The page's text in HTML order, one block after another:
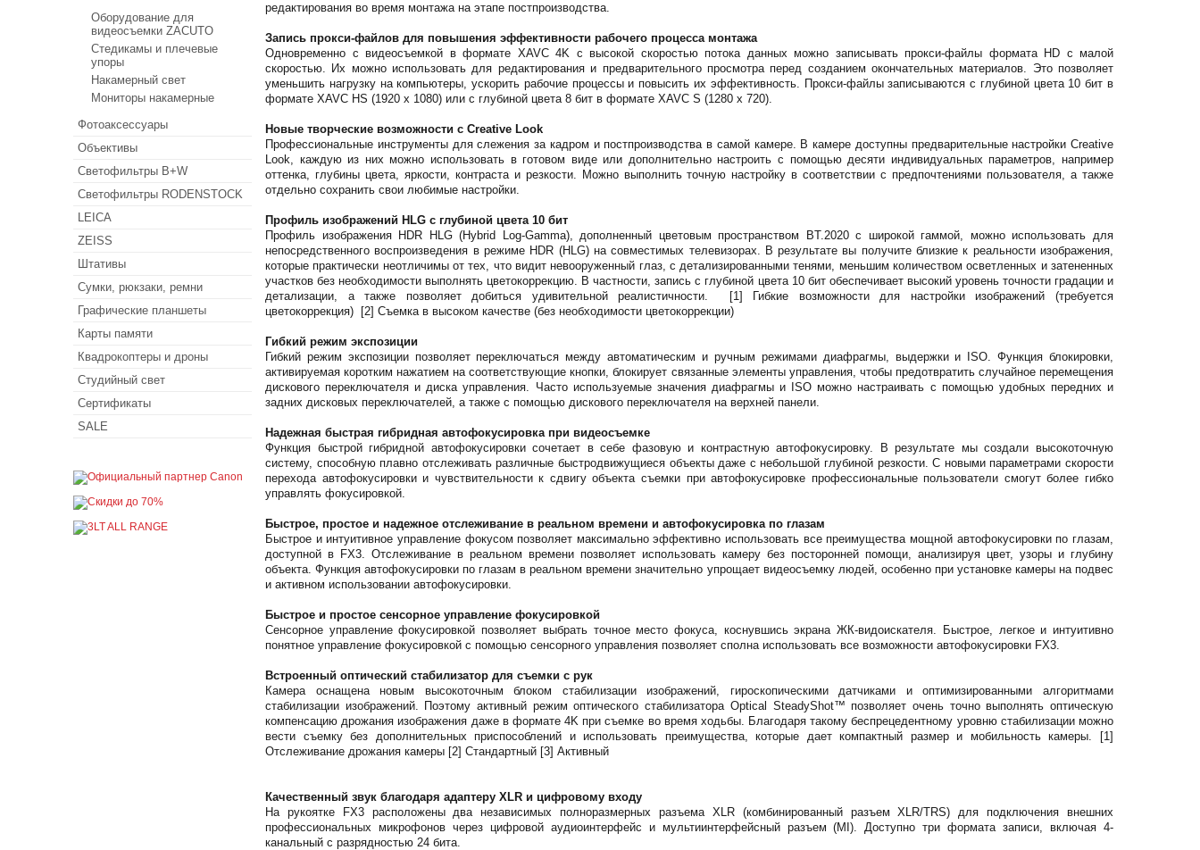
редактирования во время монтажа на этапе постпроизводства.
Запись прокси-файлов для повышения эффективности рабочего процесса монтажа
Одновременно с видеосъемкой в формате XAVC 4K с высокой скоростью потока данных можно записывать прокси-файлы формата HD с малой
скоростью. Их можно использовать для редактирования и предварительного просмотра перед созданием окончательных материалов. Это позволяет
уменьшить нагрузку на компьютеры, ускорить рабочие процессы и повысить их эффективность. Прокси-файлы записываются с глубиной цвета 10 бит в
формате XAVC HS (1920 x 1080) или с глубиной цвета 8 бит в формате XAVC S (1280 x 720).
Новые творческие возможности с Creative Look
Профессиональные инструменты для слежения за кадром и постпроизводства в самой камере. В камере доступны предварительные настройки Creative
Look, каждую из них можно использовать в готовом виде или дополнительно настроить с помощью десяти индивидуальных параметров, например
оттенка, глубины цвета, яркости, контраста и резкости. Можно выполнить точную настройку в соответствии с предпочтениями пользователя, а также
отдельно сохранить свои любимые настройки.
Профиль изображений HLG с глубиной цвета 10 бит
Профиль изображения HDR HLG (Hybrid Log-Gamma), дополненный цветовым пространством BT.2020 с широкой гаммой, можно использовать для
непосредственного воспроизведения в режиме HDR (HLG) на совместимых телевизорах. В результате вы получите близкие к реальности изображения,
которые практически неотличимы от тех, что видит невооруженный глаз, с детализированными тенями, меньшим количеством осветленных и затененных
участков без необходимости выполнять цветокоррекцию. В частности, запись с глубиной цвета 10 бит обеспечивает высокий уровень точности градации и
детализации, а также позволяет добиться удивительной реалистичности. [1] Гибкие возможности для настройки изображений (требуется
цветокоррекция) [2] Съемка в высоком качестве (без необходимости цветокоррекции)
Гибкий режим экспозиции
Гибкий режим экспозиции позволяет переключаться между автоматическим и ручным режимами диафрагмы, выдержки и ISO. Функция блокировки,
активируемая коротким нажатием на соответствующие кнопки, блокирует связанные элементы управления, чтобы предотвратить случайное перемещения
дискового переключателя и диска управления. Часто используемые значения диафрагмы и ISO можно настраивать с помощью удобных передних и
задних дисковых переключателей, а также с помощью дискового переключателя на верхней панели.
Надежная быстрая гибридная автофокусировка при видеосъемке
Функция быстрой гибридной автофокусировки сочетает в себе фазовую и контрастную автофокусировку. В результате мы создали высокоточную
систему, способную плавно отслеживать различные быстродвижущиеся объекты даже с небольшой глубиной резкости. С новыми параметрами скорости
перехода автофокусировки и чувствительности к сдвигу объекта съемки при автофокусировке профессиональные пользователи смогут более гибко
управлять фокусировкой.
Быстрое, простое и надежное отслеживание в реальном времени и автофокусировка по глазам
Быстрое и интуитивное управление фокусом позволяет максимально эффективно использовать все преимущества мощной автофокусировки по глазам,
доступной в FX3. Отслеживание в реальном времени позволяет использовать камеру без посторонней помощи, анализируя цвет, узоры и глубину
объекта. Функция автофокусировки по глазам в реальном времени значительно упрощает видеосъемку людей, особенно при установке камеры на подвес
и активном использовании автофокусировки.
Быстрое и простое сенсорное управление фокусировкой
Сенсорное управление фокусировкой позволяет выбрать точное место фокуса, коснувшись экрана ЖК-видоискателя. Быстрое, легкое и интуитивно
понятное управление фокусировкой с помощью сенсорного управления позволяет сполна использовать все возможности автофокусировки FX3.
Встроенный оптический стабилизатор для съемки с рук
Камера оснащена новым высокоточным блоком стабилизации изображений, гироскопическими датчиками и оптимизированными алгоритмами
стабилизации изображений. Поэтому активный режим оптического стабилизатора Optical SteadyShot™ позволяет очень точно выполнять оптическую
компенсацию дрожания изображения даже в формате 4K при съемке во время ходьбы. Благодаря такому беспрецедентному уровню стабилизации можно
вести съемку без дополнительных приспособлений и использовать преимущества, которые дает компактный размер и мобильность камеры. [1]
Отслеживание дрожания камеры [2] Стандартный [3] Активный
Качественный звук благодаря адаптеру XLR и цифровому входу
На рукоятке FX3 расположены два независимых полноразмерных разъема XLR (комбинированный разъем XLR/TRS) для подключения внешних
профессиональных микрофонов через цифровой аудиоинтерфейс и мультиинтерфейсный разъем (MI). Доступно три формата записи, включая 4-
канальный с разрядностью 24 бита.
Оборудование для
видеосъемки ZACUTO
Стедикамы и плечевые
упоры
Накамерный свет
Мониторы накамерные
Фотоаксессуары
Объективы
Светофильтры B+W
Светофильтры RODENSTOCK
LEICA
ZEISS
Штативы
Сумки, рюкзаки, ремни
Графические планшеты
Карты памяти
Квадрокоптеры и дроны
Студийный свет
Сертификаты
SALE